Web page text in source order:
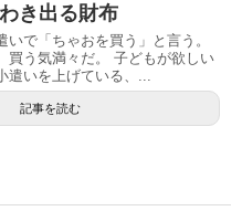
き出る財布
いで「ちゃおを買う」と言う。
買う気満々だ。 子どもが欲しい
遣いを上げている、...
記事を読む